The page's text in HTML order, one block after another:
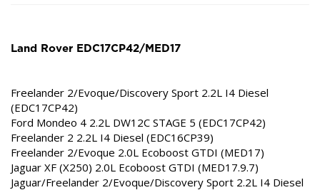
Land Rover EDC17СP42/MED17
Freelander 2/Evoque/Discovery Sport 2.2L I4 Diesel
(EDC17CP42)
Ford Mondeo 4 2.2L DW12C STAGE 5 (EDC17CP42)
Freelander 2 2.2L I4 Diesel (EDC16CP39)
Freelander 2/Evoque 2.0L Ecoboost GTDI (MED17)
Jaguar XF (X250) 2.0L Ecoboost GTDI (MED17.9.7)
Jaguar/Freelander 2/Evoque/Discovery Sport 2.2L I4 Diesel